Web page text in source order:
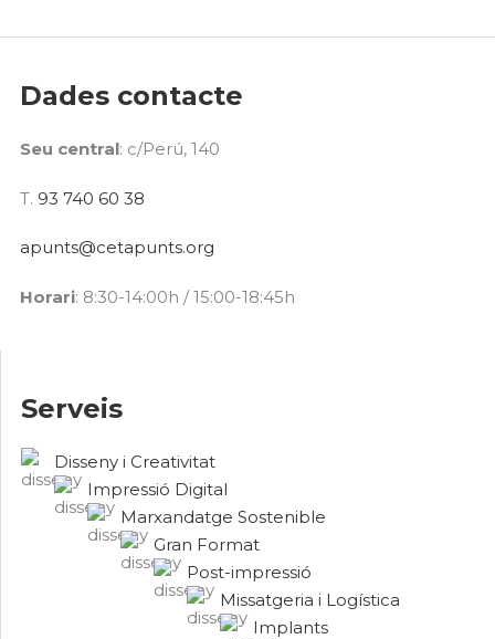
Dades contacte
Seu central: c/Perú, 140
T. 93 740 60 38
apunts@cetapunts.org
Horari: 8:30-14:00h / 15:00-18:45h
Serveis
Disseny i Creativitat
Impressió Digital
Marxandatge Sostenible
Gran Format
Post-impressió
Missatgeria i Logística
Implants